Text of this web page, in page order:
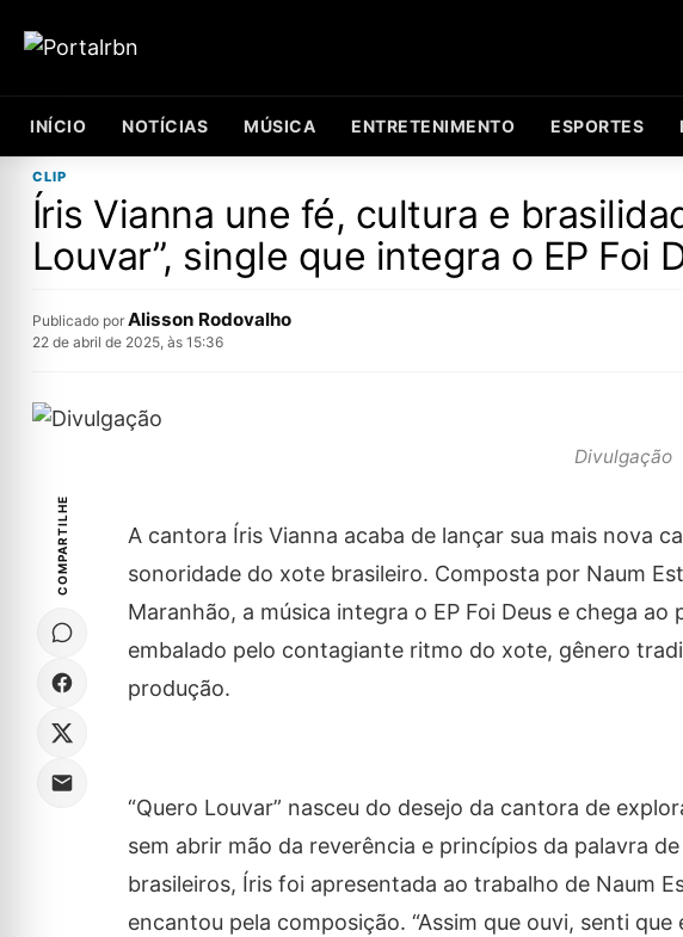
INÍCIO NOTÍCIAS MÚSICA ENTRETENIMENTO ESPORTES
CLIP
Íris Vianna une fé, cultura e
Louvar”, single que integra o EP Foi
Publicado por Alisson Rodovalho
22 de abril de 2025, às 15:36
Divulgação
COMPARTILHE
A cantora Íris Vianna acaba de lançar sua mais nova
sonoridade do xote brasileiro. Composta por Naum
Maranhão, a música integra o EP Foi Deus e chega
embalado pelo contagiante ritmo do xote, gênero
produção.
“Quero Louvar” nasceu do desejo da cantora de
sem abrir mão da reverência e princípios da palavra
brasileiros, Íris foi apresentada ao trabalho de Naum
encantou pela composição. “Assim que ouvi, senti